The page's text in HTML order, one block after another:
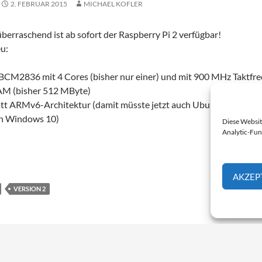
Diese
Analytic-
2. FEBRUAR 2015 MICHAEL KOFLER
ist ab sofort der Raspberry Pi 2 verfügbar!
mit 4 Cores (bisher nur einer) und mit 900 MHz
(bisher 512 MByte)
ARMv6-Architektur (damit müsste jetzt auch Ubuntu laufen,
Windows 10)
VERSION 2